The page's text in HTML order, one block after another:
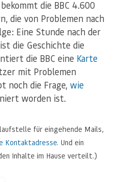
die BBC 4.600
die von Problemen nach
Eine Stunde nach der
die Geschichte die
die BBC eine Karte
mit Problemen
noch die Frage, wie
worden ist.
für eingehende Mails,
Kontaktadresse. Und ein
Inhalte im Hause verteilt.)